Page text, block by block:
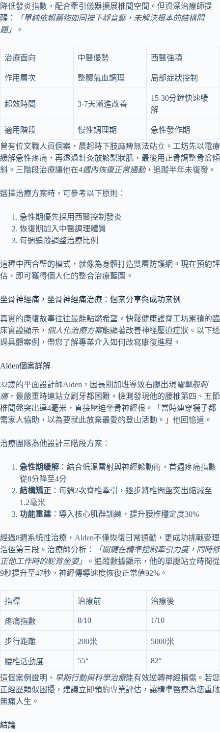
降低發炎指數，配合牽引儀器擴展椎間空間。但資深治療師提
醒：
「單純依賴藥物如同按下靜音鍵，未解決根本的結構問
題」
。
治療面向 中醫優勢 西醫強項
作用層次 整體氣血調理 局部症狀控制
起效時間 3-7天漸進改善
15-30分鐘快速緩
解
適用階段 慢性調理期
急性發作期
曾有位文職人員個案，晨起時下肢麻痺無法站立。工坊先以電療
緩解急性疼痛，再透過針灸放鬆梨狀肌，最後用正骨調整骨盆傾
斜。三階段治療讓他在4週內恢復正常通勤，追蹤半年未復發。
選擇治療方案時，可參考以下原則：
急性期優先採用西醫控制發炎
恢復期加入中醫調理體質
每週追蹤調整治療比例
這種中西合璧的模式，就像為身體打造雙層防護網。現在預約評
估，即可獲得個人化的整合治療藍圖。
坐骨神經痛，坐骨神經痛治療：個案分享與成功案例
真實的康復故事往往最能點燃希望。快鬆健康護脊工坊累積的臨
床實證顯示， 個人化治療方案能顯著改善神經壓迫症狀。以下透
過具體案例，帶您了解專業介入如何改寫康復進程。
Alden個案詳解
32歲的平面設計師Alden，因長期加班導致右腿出現電擊般刺
痛，最嚴重時連站立刷牙都困難。檢測發現他的腰椎第四、五節
椎間盤突出達4毫米，直接壓迫坐骨神經根。「當時連穿襪子都
需家人協助，以為要就此放棄最愛的登山活動。」他回憶道。
治療團隊為他設計三階段方案：
急性期緩解 ：結合低溫雷射與神經鬆動術，首週疼痛指數
從8分降至4分
結構矯正 ：每週2次脊椎牽引，逐步將椎間盤突出縮減至
1.2毫米
功能重建 ：導入核心肌群訓練，提升腰椎穩定度30%
經過8週系統性治療，Alden不僅恢復日常通勤，更成功挑戰麥理
浩徑第三段。治療師分析：
「關鍵在精準控制牽引力度，同時修
正他工作時的駝背坐姿」
。追蹤數據顯示，他的單腿站立時間從
9秒提升至47秒，神經傳導速度恢復正常值92%。
指標 治療前 治療後
疼痛指數 8/10 1/10
步行距離 200米 5000米
腰椎活動度 55° 82°
這個案例證明， 早期行動與科學治療能有效逆轉神經損傷。若您
正經歷類似困擾，建議立即預約專業評估，讓精準醫療為您重啟
無痛人生。
結論